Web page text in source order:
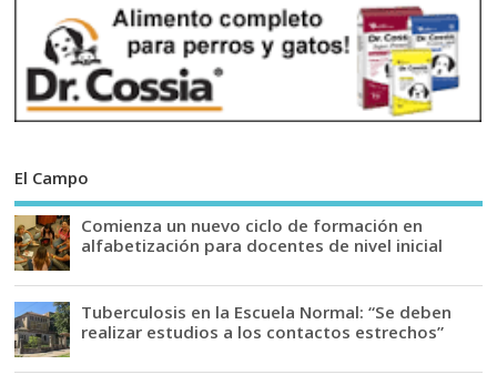
El Campo
Comienza un nuevo ciclo de formación en
alfabetización para docentes de nivel inicial
Tuberculosis en la Escuela Normal: “Se deben
realizar estudios a los contactos estrechos”